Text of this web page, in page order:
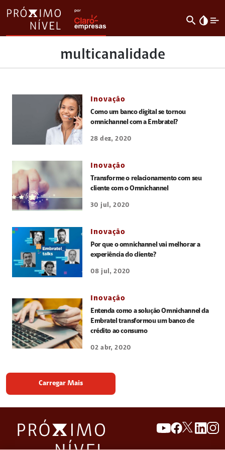
search invert_colors
multicanalidade
Inovação
Como um banco digital se tornou
omnichannel com a Embratel?
28 dez, 2020
Inovação
Transforme o relacionamento com seu
cliente com o Omnichannel
30 jul, 2020
Inovação
Por que o omnichannel vai melhorar a
experiência do cliente?
08 jul, 2020
Inovação
Entenda como a solução Omnichannel da
Embratel transformou um banco de
crédito ao consumo
02 abr, 2020
Carregar Mais